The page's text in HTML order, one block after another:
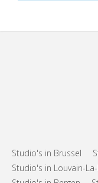
Studio's in Brussel
Studio's in Louvain-